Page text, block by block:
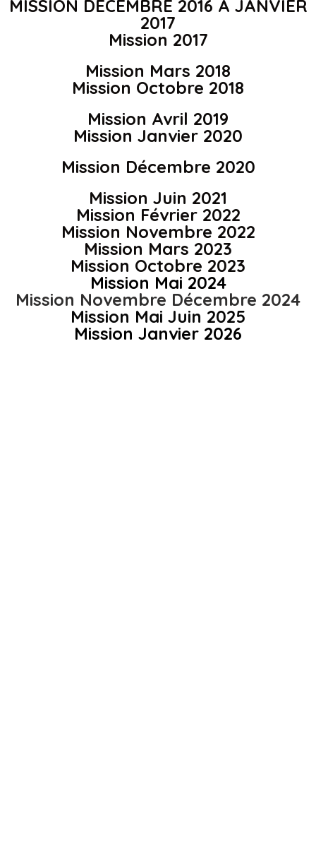
MISSION DÉCEMBRE 2016 À JANVIER
2017
Mission 2017
Mission Mars 2018
Mission Octobre 2018
Mission Avril 2019
Mission Janvier 2020
Mission Décembre 2020
Mission Juin 2021
Mission Février 2022
Mission Novembre 2022
Mission Mars 2023
Mission Octobre 2023
Mission Mai 2024
Mission Novembre Décembre 2024
Mission Mai Juin 2025
Mission Janvier 2026